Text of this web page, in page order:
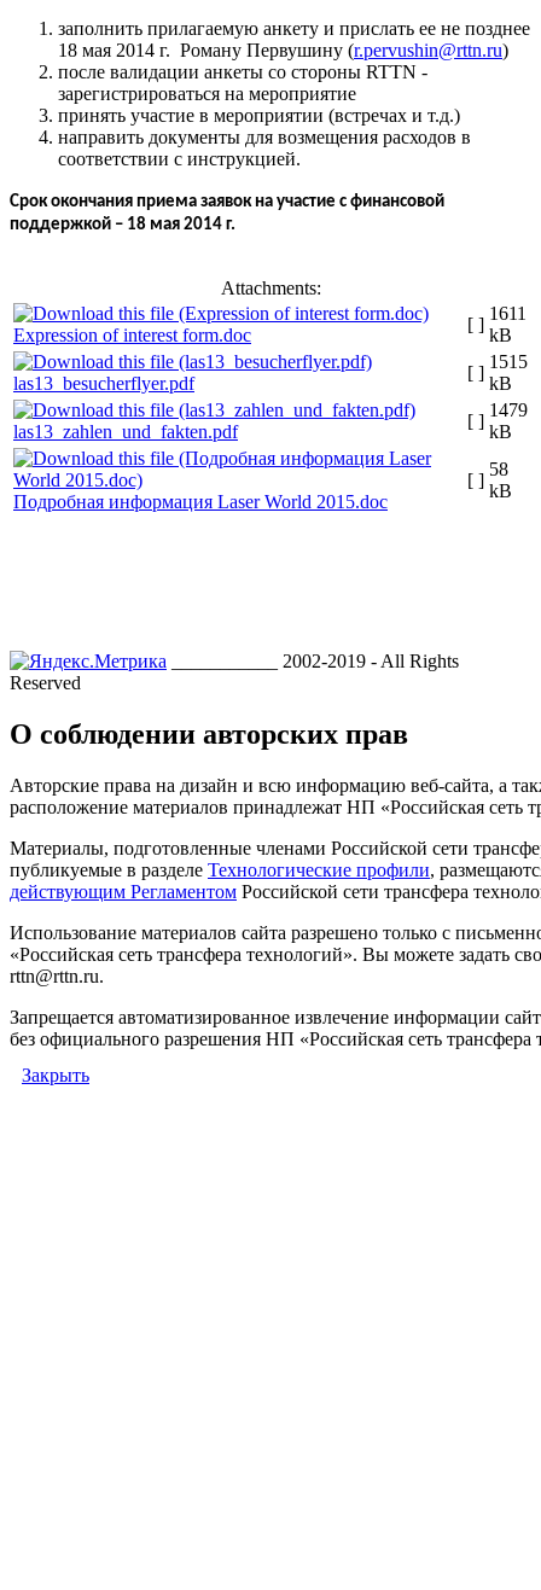
заполнить прилагаемую анкету и прислать ее не позднее
18 мая 2014 г. Роману Первушину (r.pervushin@rttn.ru)
после валидации анкеты со стороны RTTN -
зарегистрироваться на мероприятие
принять участие в мероприятии (встречах и т.д.)
направить документы для возмещения расходов в
соответствии с инструкцией.
Срок окончания приема заявок на участие с финансовой
поддержкой – 18 мая 2014 г.
Attachments:
Expression of interest form.doc
[ ]
1611
kB
las13_besucherflyer.pdf
[ ]
1515
kB
las13_zahlen_und_fakten.pdf
[ ]
1479
kB
Подробная информация Laser World 2015.doc
[ ]
58
kB
___________ 2002-2019 - All Rights
Reserved
О соблюдении авторских прав
Авторские права на дизайн и всю информацию веб-сайта, а
расположение материалов принадлежат НП «Российская сеть
Материалы, подготовленные членами Российской сети
публикуемые в разделе Технологические профили,
действующим Регламентом Российской сети трансфера
Использование материалов сайта разрешено только с
«Российская сеть трансфера технологий». Вы можете задать
rttn@rttn.ru.
Запрещается автоматизированное извлечение информации
без официального разрешения НП «Российская сеть трансфера
Закрыть